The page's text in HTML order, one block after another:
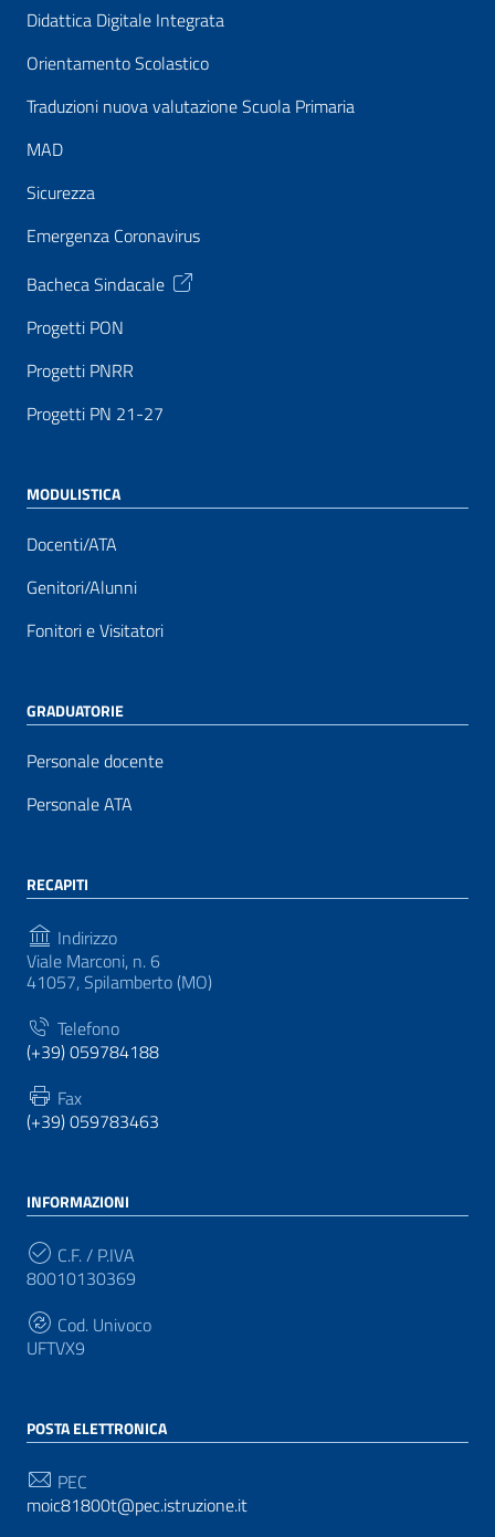
Didattica Digitale Integrata
Orientamento Scolastico
Traduzioni nuova valutazione Scuola Primaria
MAD
Sicurezza
Emergenza Coronavirus
Bacheca Sindacale
Progetti PON
Progetti PNRR
Progetti PN 21-27
MODULISTICA
Docenti/ATA
Genitori/Alunni
Fonitori e Visitatori
GRADUATORIE
Personale docente
Personale ATA
RECAPITI
Indirizzo
Viale Marconi, n. 6
41057, Spilamberto (MO)
Telefono
(+39) 059784188
Fax
(+39) 059783463
INFORMAZIONI
C.F. / P.IVA
80010130369
Cod. Univoco
UFTVX9
POSTA ELETTRONICA
PEC
moic81800t@pec.istruzione.it